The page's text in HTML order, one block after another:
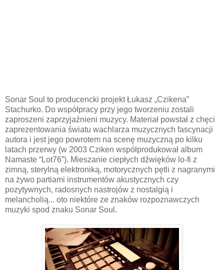
Sonar Soul to producencki projekt Łukasz „Czikena”
Stachurko. Do współpracy przy jego tworzeniu zostali
zaproszeni zaprzyjaźnieni muzycy. Materiał powstał z chęci
zaprezentowania światu wachlarza muzycznych fascynacji
autora i jest jego powrotem na scenę muzyczną po kilku
latach przerwy (w 2003 Cziken współprodukował album
Namaste “Lot76”). Mieszanie ciepłych dźwięków lo-fi z
zimną, sterylną elektroniką, motorycznych pętli z nagranymi
na żywo partiami instrumentów akustycznych czy
pozytywnych, radosnych nastrojów z nostalgią i
melancholią... oto niektóre ze znaków rozpoznawczych
muzyki spod znaku Sonar Soul.